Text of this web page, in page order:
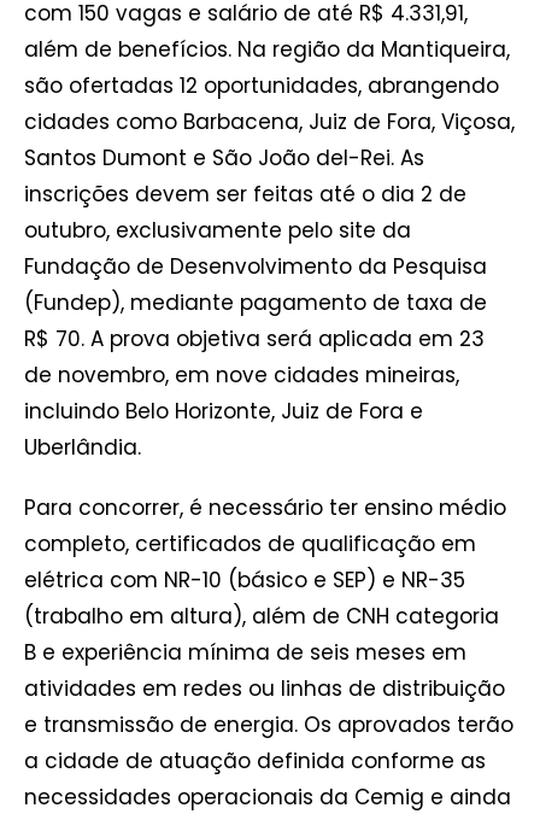
com 150 vagas e salário de até R$ 4.331,91,
além de benefícios. Na região da Mantiqueira,
são ofertadas 12 oportunidades, abrangendo
cidades como Barbacena, Juiz de Fora, Viçosa,
Santos Dumont e São João del-Rei. As
inscrições devem ser feitas até o dia 2 de
outubro, exclusivamente pelo site da
Fundação de Desenvolvimento da Pesquisa
(Fundep), mediante pagamento de taxa de
R$ 70. A prova objetiva será aplicada em 23
de novembro, em nove cidades mineiras,
incluindo Belo Horizonte, Juiz de Fora e
Uberlândia.
Para concorrer, é necessário ter ensino médio
completo, certificados de qualificação em
elétrica com NR-10 (básico e SEP) e NR-35
(trabalho em altura), além de CNH categoria
B e experiência mínima de seis meses em
atividades em redes ou linhas de distribuição
e transmissão de energia. Os aprovados terão
a cidade de atuação definida conforme as
necessidades operacionais da Cemig e ainda